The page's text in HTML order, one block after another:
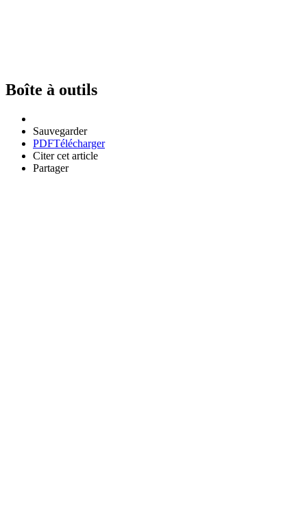
Boîte à outils
Sauvegarder
PDFTélécharger
Citer cet article
Partager